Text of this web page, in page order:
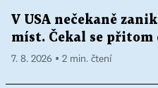
V USA nečekaně
míst. Čekal se přitom
7. 8. 2026 ▪ 2 min. čtení